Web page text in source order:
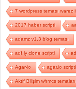
7 wordpress teması warez
2017 haber scripti
adamz v1.3 blog teması
adf.ly clone scripti
Agar-io agar.io
Aktif Bilişim whmcs temaları